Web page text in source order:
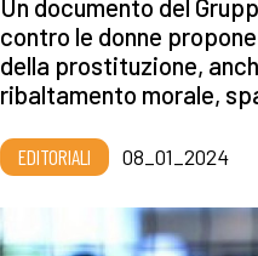
Un documento del
contro le donne
della prostituzione,
ribaltamento morale,
EDITORIALI 08_01_2024